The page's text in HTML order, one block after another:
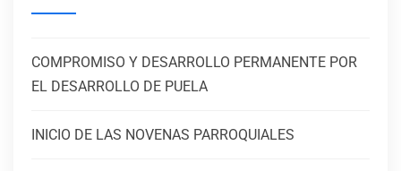
COMPROMISO Y DESARROLLO PERMANENTE POR
EL DESARROLLO DE PUELA
INICIO DE LAS NOVENAS PARROQUIALES